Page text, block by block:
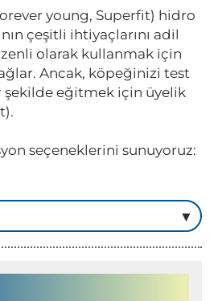
young, Superfit) hidro
çeşitli ihtiyaçlarını adil
olarak kullanmak için
Ancak, köpeğinizi test
şekilde eğitmek için üyelik
seçeneklerini sunuyoruz: